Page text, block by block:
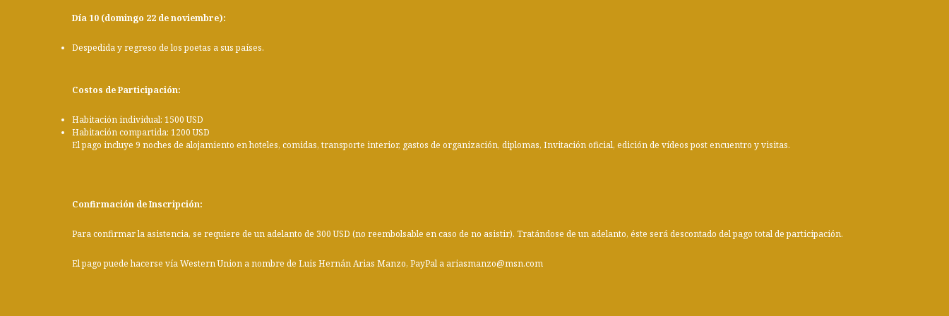
Día 10 (domingo 22 de noviembre):
Despedida y regreso de los poetas a sus países.
Costos de Participación:
Habitación individual: 1500 USD
Habitación compartida: 1200 USD
El pago incluye 9 noches de alojamiento en hoteles, comidas, transporte interior, gastos de organización, diplomas, Invitación oficial, edición de vídeos post encuentro y visitas.
Confirmación de Inscripción:
Para confirmar la asistencia, se requiere de un adelanto de 300 USD (no reembolsable en caso de no asistir). Tratándose de un adelanto, éste será descontado del pago total de participación.
El pago puede hacerse vía Western Union a nombre de Luis Hernán Arias Manzo, PayPal a ariasmanzo@msn.com